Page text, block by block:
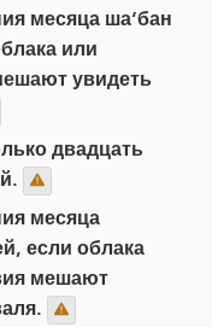
месяца ша‘бан
или
увидеть
двадцать
месяца
если облака
мешают